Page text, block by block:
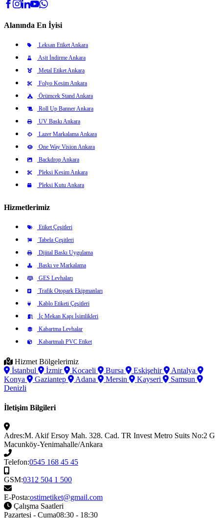
Alanında En İyisi
Leksan Etiket Ankara
Asit İndirme Ankara
Metal Etiket Ankara
Folyo Kesim Ankara
Örümcek Stand Ankara
Roll Up Banner Ankara
UV Baskı Ankara
Lazer Markalama Ankara
One Way Vision Ankara
Backdrop Ankara
Pleksi Kesim Ankara
Pleksi Kutu Ankara
Hizmetlerimiz
Etiket Çeşitleri
Tabela Çeşitleri
Dijital Baskı Uygulama
Baskı ve Markalama
GES Levhaları
Trafik Otopark Ekipmanları
Kablo Etiketi Çeşitleri
İç Mekan Kapı İsimlikleri
Kabartma Levhalar
Kabartmalı PVC Etiket
Hizmet Bölgelerimiz
İstanbul
İzmir Kocaeli Bursa Eskişehir
Antalya
Konya
Gaziantep Adana Mersin Kayseri
Samsun
Denizli
İletişim Bilgileri
Adres:M. Akif Ersoy Mah. 328. Cad. TR Invest Metro Suits No:2 G
Macunköy-Yenimahalle/Ankara
Telefon:0545 168 45 45
GSM:0312 504 1 500
E-Posta:ostimetiket@gmail.com
Çalışma Saatleri
Pazartesi - Cuma08:30 - 18:30